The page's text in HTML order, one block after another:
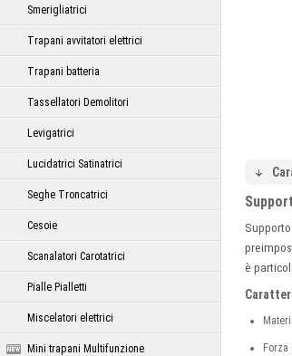
Smerigliatrici
Trapani avvitatori elettrici
Trapani batteria
Tassellatori Demolitori
Levigatrici
Lucidatrici Satinatrici
Seghe Troncatrici
Cesoie
Scanalatori Carotatrici
Pialle Pialletti
Miscelatori elettrici
Mini trapani Multifunzione
è